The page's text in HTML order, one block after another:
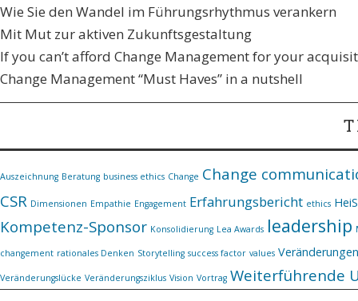
Wie Sie den Wandel im Führungsrhythmus verankern​
Mit Mut zur aktiven Zukunftsgestaltung
If you can’t afford Change Management for your
Change Management “Must Haves” in a nutshell
Auszeichnung Beratung business ethics Change Change
CSR Dimensionen Empathie Engagement Erfahrungsbericht ethics
Kompetenz-Sponsor Konsolidierung Lea Awards leadership
changement rationales Denken Storytelling success factor values Veränderungen
Veränderungslücke Veränderungsziklus Vision Vortrag Weiterführende